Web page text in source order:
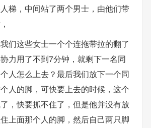
梯，中间站了两个男士，由他们带
们这些女士一个个连拖带拉的翻了
力用了不到7分钟，就剩下一名同
人怎么上去？最后我们放下一个同
人的脚，可快要上去的时候，这个
，快要抓不住了，但是他并没有放
上面那个人的脚，然后自己两只脚